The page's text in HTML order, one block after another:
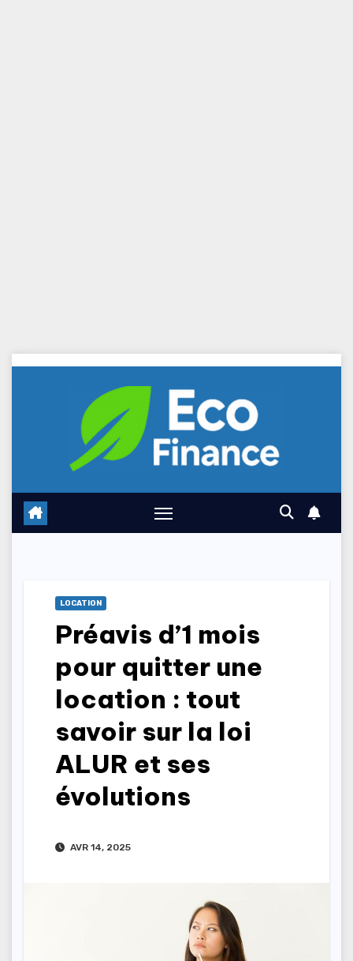
Skip
LOCATION
Préavis d’1 mois
pour quitter une
location : tout
savoir sur la loi
ALUR et ses
évolutions
AVR 14, 2025